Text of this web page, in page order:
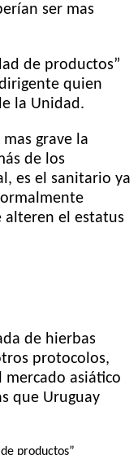
ser mas
de productos”
quien
la Unidad.
grave la
de los
es el sanitario ya
alteren el estatus
de hierbas
protocolos,
mercado asiático
que Uruguay
productos”